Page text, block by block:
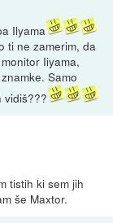
Ilyama
ti ne zamerim, da
Iiyama,
Samo
vidiš???
tistih ki sem jih
še Maxtor.